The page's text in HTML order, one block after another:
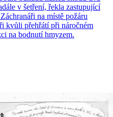
v šetření, řekla zastupující
na místě požáru
kvůli přehřátí při náročném
na bodnutí hmyzem.